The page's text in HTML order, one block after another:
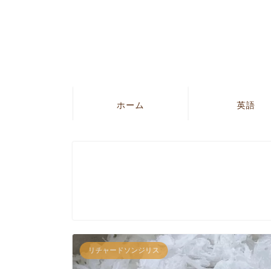
ホーム 英語
リチャードソンジリス